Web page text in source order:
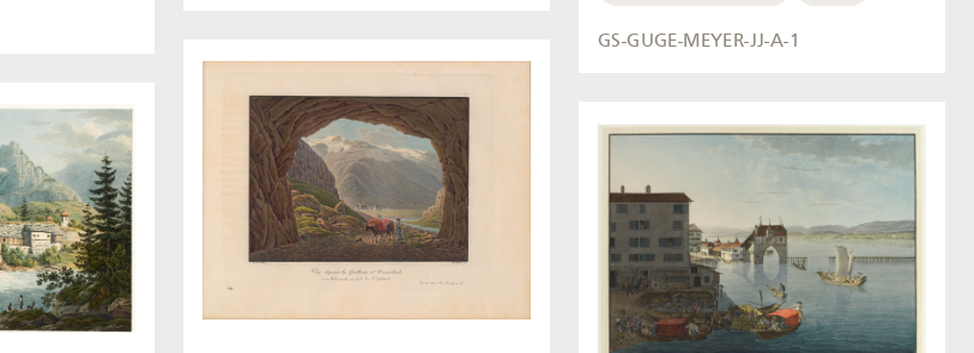
GS-GUGE-MEYER-JJ-A-1